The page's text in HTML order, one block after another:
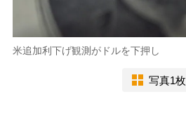
米追加利下げ観測がドルを下押し
写真1枚